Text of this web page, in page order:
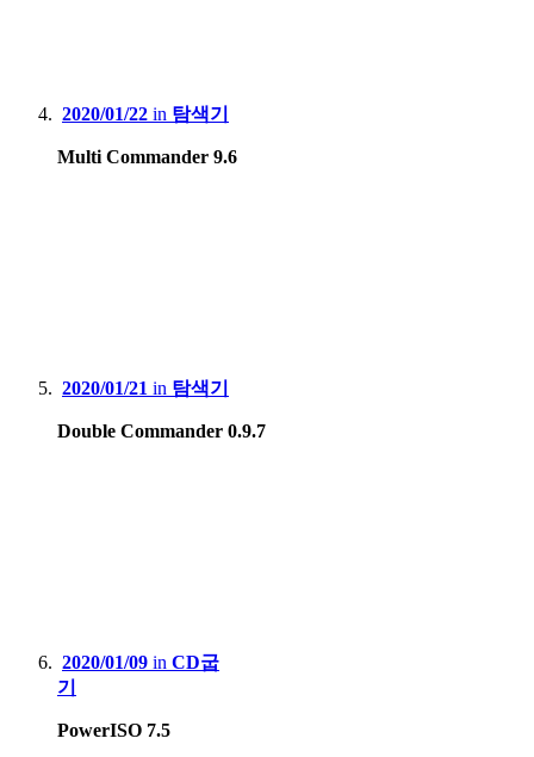
2020/01/22 in 탐색기
Multi Commander 9.6
2020/01/21 in 탐색기
Double Commander 0.9.7
2020/01/09 in CD굽
기
PowerISO 7.5